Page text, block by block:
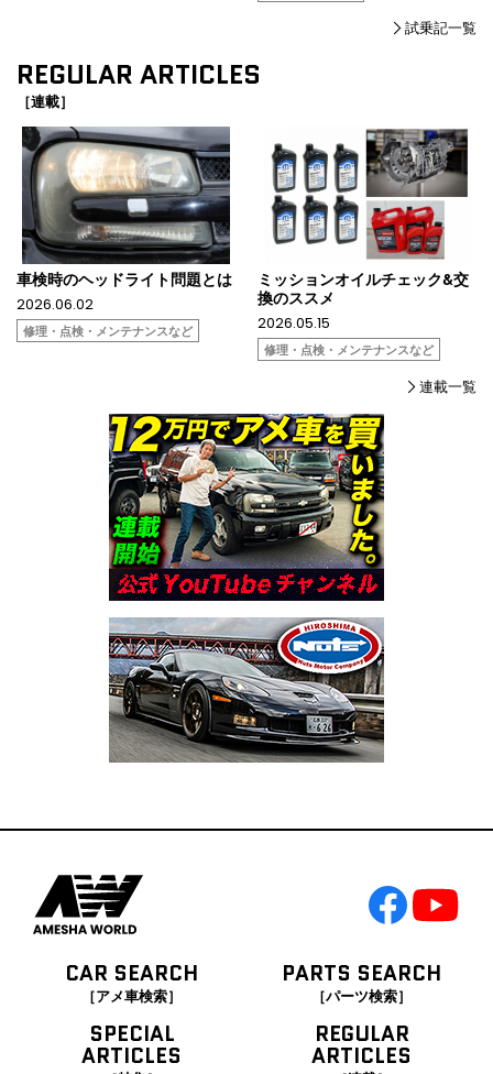
試乗記一覧
REGULAR ARTICLES
［連載］
車検時のヘッドライト問題とは
2026.06.02
修理・点検・メンテナンスなど
ミッションオイルチェック&交
換のススメ
2026.05.15
修理・点検・メンテナンスなど
連載一覧
CAR SEARCH
［アメ車検索］
PARTS SEARCH
［パーツ検索］
SPECIAL
ARTICLES
REGULAR
ARTICLES